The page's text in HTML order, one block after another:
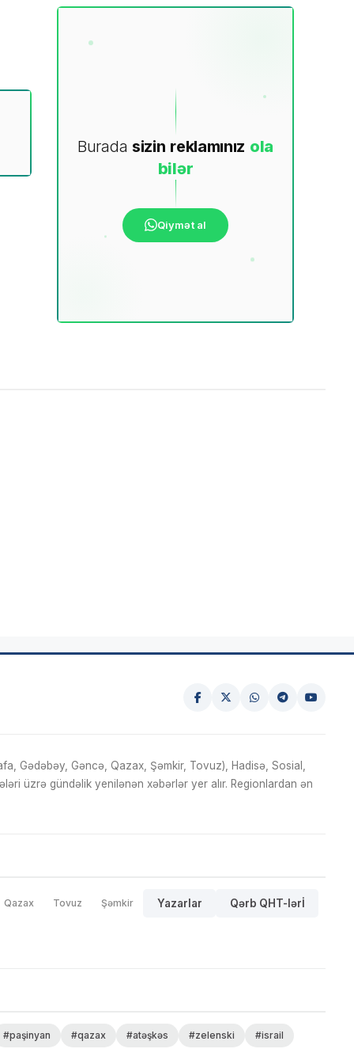
Burada sizin reklamınız ola
bilər
Qiymət al
Gədəbəy, Gəncə, Qazax, Şəmkir, Tovuz), Hadisə, Sosial,
üzrə gündəlik yenilənən xəbərlər yer alır. Regionlardan ən
Qazax Tovuz Şəmkir Yazarlar Qərb QHT-lərİ
#paşinyan #qazax #atəşkəs #zelenski
#israil